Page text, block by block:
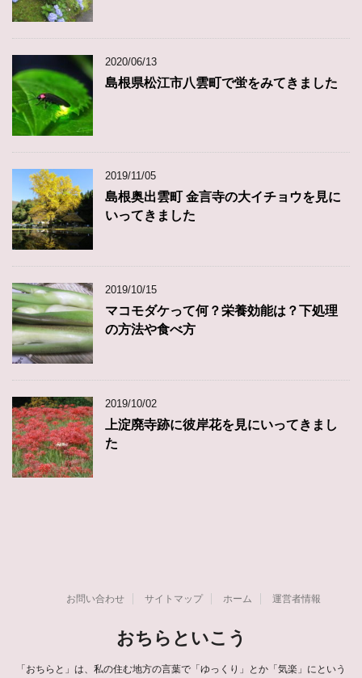
2020/06/13
島根県松江市八雲町で蛍をみてきました
2019/11/05
島根奥出雲町 金言寺の大イチョウを見に
いってきました
2019/10/15
マコモダケって何？栄養効能は？下処理
の方法や食べ方
2019/10/02
上淀廃寺跡に彼岸花を見にいってきまし
た
お問い合わせ サイトマップ ホーム 運営者情報
おちらといこう
「おちらと」は、私の住む地方の言葉で「ゆっくり」とか「気楽」にという